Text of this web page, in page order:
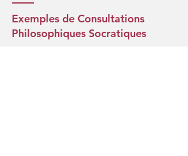
Exemples de Consultations
Philosophiques Socratiques